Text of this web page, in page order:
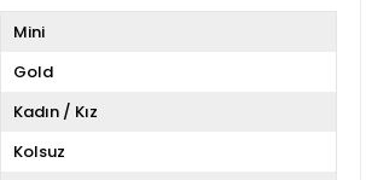
Mini
Gold
Kadın / Kız
Kolsuz